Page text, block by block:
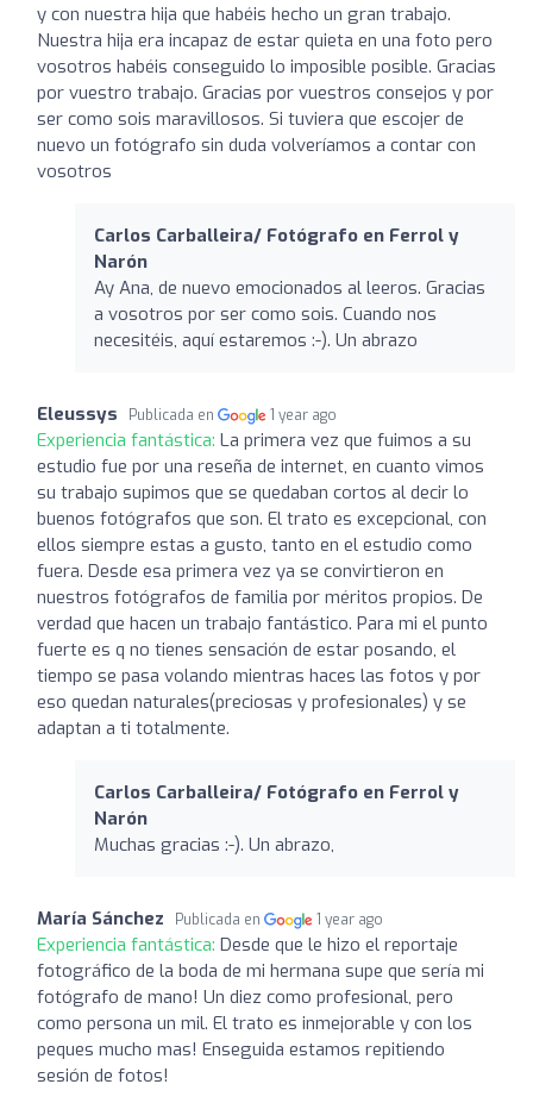
y con nuestra hija que habéis hecho un gran trabajo.
Nuestra hija era incapaz de estar quieta en una foto pero
vosotros habéis conseguido lo imposible posible. Gracias
por vuestro trabajo. Gracias por vuestros consejos y por
ser como sois maravillosos. Si tuviera que escojer de
nuevo un fotógrafo sin duda volveríamos a contar con
vosotros
Carlos Carballeira/ Fotógrafo en Ferrol y
Narón
Ay Ana, de nuevo emocionados al leeros. Gracias
a vosotros por ser como sois. Cuando nos
necesitéis, aquí estaremos :-). Un abrazo
Eleussys Publicada en 1 year ago
Experiencia fantástica: La primera vez que fuimos a su
estudio fue por una reseña de internet, en cuanto vimos
su trabajo supimos que se quedaban cortos al decir lo
buenos fotógrafos que son. El trato es excepcional, con
ellos siempre estas a gusto, tanto en el estudio como
fuera. Desde esa primera vez ya se convirtieron en
nuestros fotógrafos de familia por méritos propios. De
verdad que hacen un trabajo fantástico. Para mi el punto
fuerte es q no tienes sensación de estar posando, el
tiempo se pasa volando mientras haces las fotos y por
eso quedan naturales(preciosas y profesionales) y se
adaptan a ti totalmente.
Carlos Carballeira/ Fotógrafo en Ferrol y
Narón
Muchas gracias :-). Un abrazo,
María Sánchez Publicada en 1 year ago
Experiencia fantástica: Desde que le hizo el reportaje
fotográfico de la boda de mi hermana supe que sería mi
fotógrafo de mano! Un diez como profesional, pero
como persona un mil. El trato es inmejorable y con los
peques mucho mas! Enseguida estamos repitiendo
sesión de fotos!